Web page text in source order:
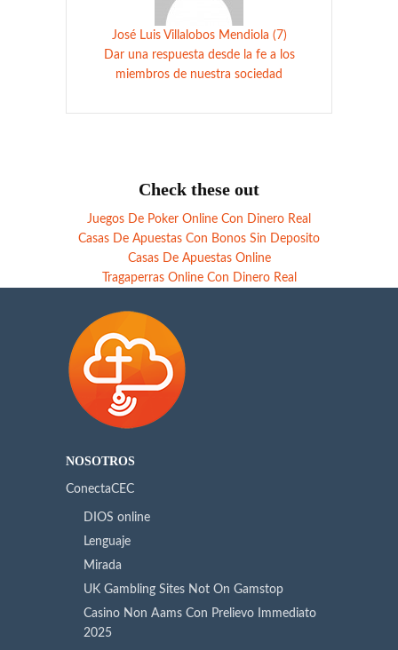
José Luis Villalobos Mendiola (7)
Dar una respuesta desde la fe a los
miembros de nuestra sociedad
Check these out
Juegos De Poker Online Con Dinero Real
Casas De Apuestas Con Bonos Sin Deposito
Casas De Apuestas Online
Tragaperras Online Con Dinero Real
NOSOTROS
ConectaCEC
DIOS online
Lenguaje
Mirada
UK Gambling Sites Not On Gamstop
Casino Non Aams Con Prelievo Immediato
2025